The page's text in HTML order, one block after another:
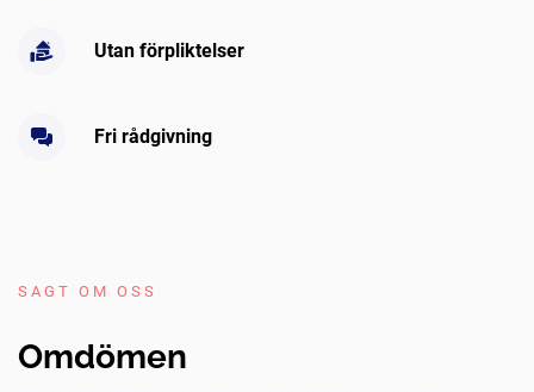
Utan förpliktelser
Fri rådgivning
SAGT OM OSS
Omdömen